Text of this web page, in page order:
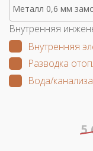
Металл 0,6 мм
Внутренняя
Внутренняя
Разводка
Вода/
5